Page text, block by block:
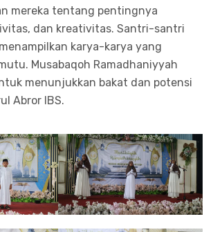
mereka tentang pentingnya
dan kreativitas. Santri-santri
karya-karya yang
Musabaqoh Ramadhaniyyah
menunjukkan bakat dan potensi
Abror IBS.